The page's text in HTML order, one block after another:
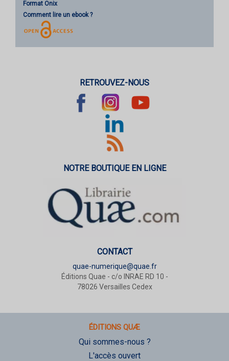
Format Onix
Comment lire un ebook ?
RETROUVEZ-NOUS
NOTRE BOUTIQUE EN LIGNE
CONTACT
quae-numerique@quae.fr
Éditions Quae - c/o INRAE RD 10 -
78026 Versailles Cedex
ÉDITIONS QUÆ
Qui sommes-nous ?
L'accès ouvert